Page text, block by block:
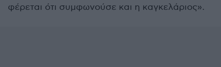
φέρεται ότι συμφωνούσε και η καγκελάριος».